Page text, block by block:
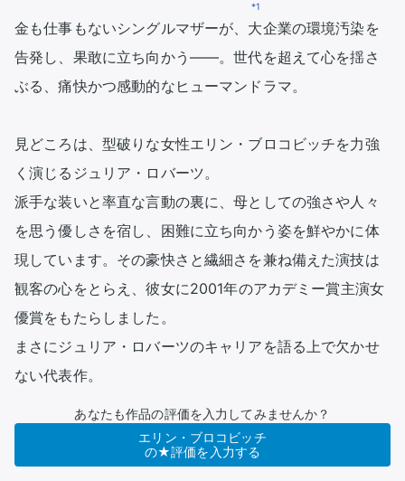
*1
金も仕事もないシングルマザーが、大企業の環境汚染を
告発し、果敢に立ち向かう――。世代を超えて心を揺さ
ぶる、痛快かつ感動的なヒューマンドラマ。
見どころは、型破りな女性エリン・ブロコビッチを力強
く演じるジュリア・ロバーツ。
派手な装いと率直な言動の裏に、母としての強さや人々
を思う優しさを宿し、困難に立ち向かう姿を鮮やかに体
現しています。その豪快さと繊細さを兼ね備えた演技は
観客の心をとらえ、彼女に2001年のアカデミー賞主演女
優賞をもたらしました。
まさにジュリア・ロバーツのキャリアを語る上で欠かせ
あなたも作品の評価を入力してみませんか？
エリン・ブロコビッチ
の★評価を入力する